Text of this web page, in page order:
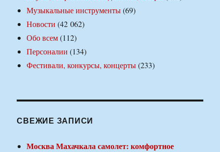
Музыкальные инструменты(69)
Новости (42 062)
Обо всем(112)
Персоналии (134)
Фестивали, конкурсы, концерты(233)
СВЕЖИЕ ЗАПИСИ
Москва Махачкала самолет: комфортное